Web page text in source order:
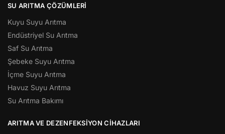
SU ARITMA ÇÖZÜMLERI
Kuyu Suyu Arıtma
Endüstriyel Su Arıtma
Saf Su Arıtma
Şebeke Suyu Arıtma
İçme Suyu Arıtma
Havuz Suyu Arıtma
Su Arıtma Bakımı
ARITMA VE DEZENFEKSIYON CIHAZLARI